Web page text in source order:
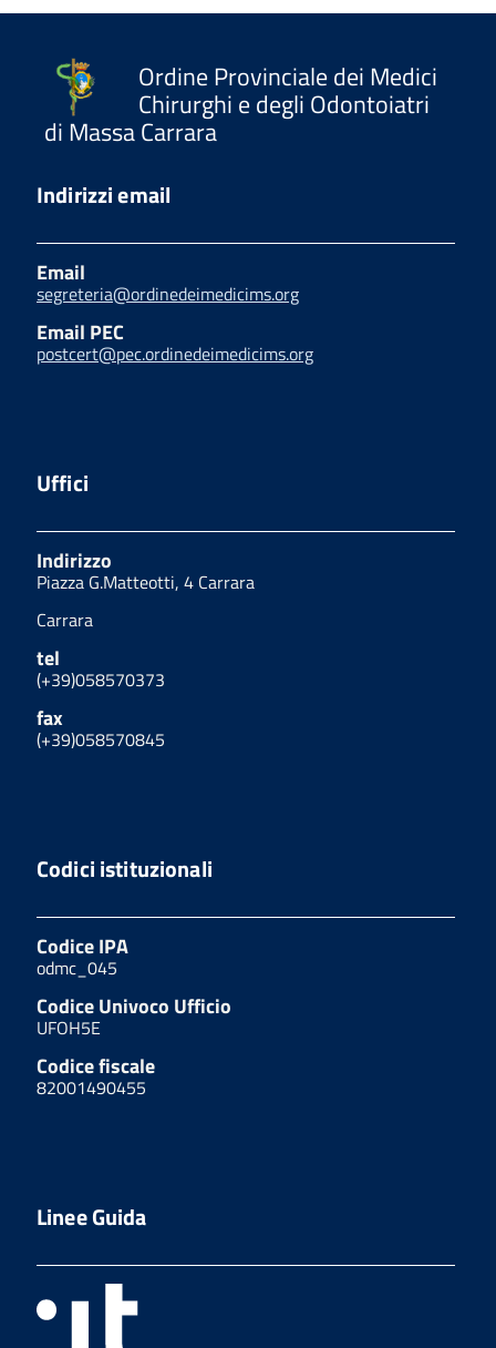
Ordine Provinciale dei Medici
Chirurghi e degli Odontoiatri
di Massa Carrara
Indirizzi email
Email
segreteria@ordinedeimedicims.org
Email PEC
postcert@pec.ordinedeimedicims.org
Uffici
Indirizzo
Piazza G.Matteotti, 4 Carrara
Carrara
tel
(+39)058570373
fax
(+39)058570845
Codici istituzionali
Codice IPA
odmc_045
Codice Univoco Ufficio
UFOH5E
Codice fiscale
82001490455
Linee Guida